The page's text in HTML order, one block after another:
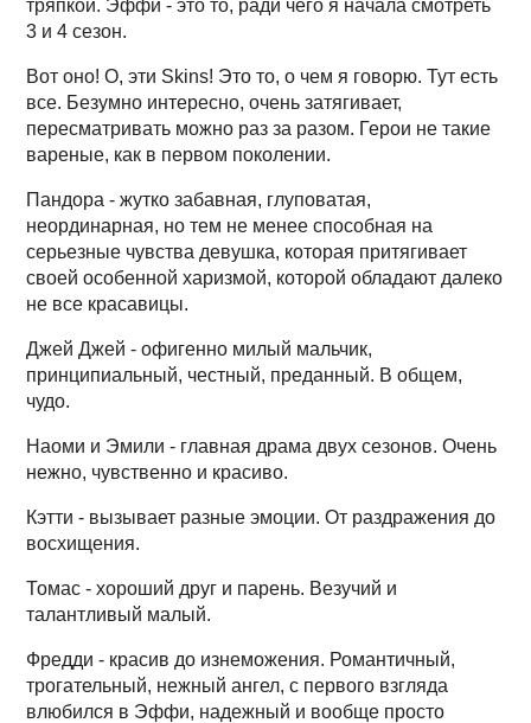
тряпкой. Эффи - это то, ради чего я начала смотреть
3 и 4 сезон.
Вот оно! О, эти Skins! Это то, о чем я говорю. Тут есть
все. Безумно интересно, очень затягивает,
пересматривать можно раз за разом. Герои не такие
вареные, как в первом поколении.
Пандора - жутко забавная, глуповатая,
неординарная, но тем не менее способная на
серьезные чувства девушка, которая притягивает
своей особенной харизмой, которой обладают далеко
не все красавицы.
Джей Джей - офигенно милый мальчик,
принципиальный, честный, преданный. В общем,
чудо.
Наоми и Эмили - главная драма двух сезонов. Очень
нежно, чувственно и красиво.
Кэтти - вызывает разные эмоции. От раздражения до
восхищения.
Томас - хороший друг и парень. Везучий и
талантливый малый.
Фредди - красив до изнеможения. Романтичный,
трогательный, нежный ангел, с первого взгляда
влюбился в Эффи, надежный и вообще просто